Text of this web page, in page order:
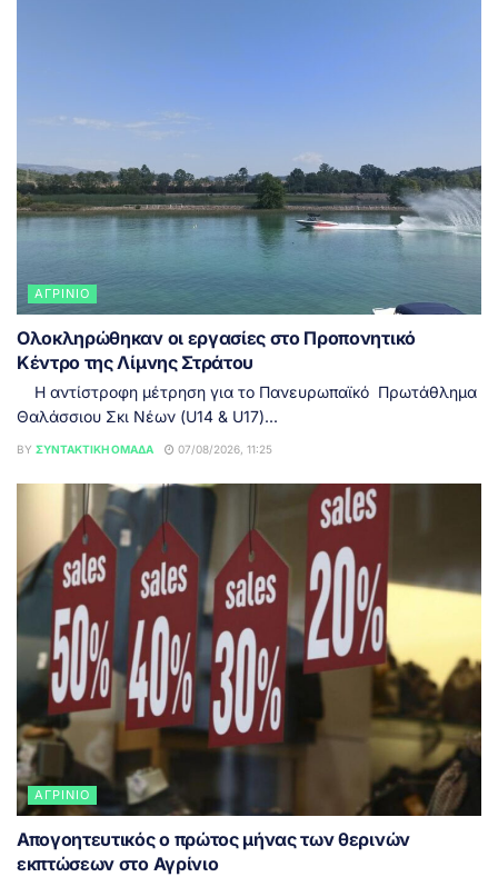
ΑΓΡΊΝΙΟ
Ολοκληρώθηκαν οι εργασίες στο Προπονητικό
Κέντρο της Λίμνης Στράτου
Η αντίστροφη μέτρηση για το Πανευρωπαϊκό Πρωτάθλημα
Θαλάσσιου Σκι Νέων (U14 & U17)...
BY ΣΥΝΤΑΚΤΙΚΉ ΟΜΆΔΑ 07/08/2026, 11:25
ΑΓΡΊΝΙΟ
Απογοητευτικός ο πρώτος μήνας των θερινών
εκπτώσεων στο Αγρίνιο